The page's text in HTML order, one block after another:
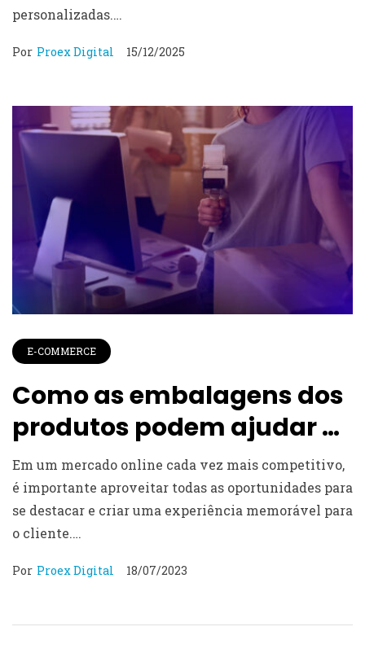
personalizadas.…
Por Proex Digital 15/12/2025
E-COMMERCE
Como as embalagens dos
produtos podem ajudar a
minha loja virtual?
Em um mercado online cada vez mais competitivo,
é importante aproveitar todas as oportunidades para
se destacar e criar uma experiência memorável para
o cliente.…
Por Proex Digital 18/07/2023